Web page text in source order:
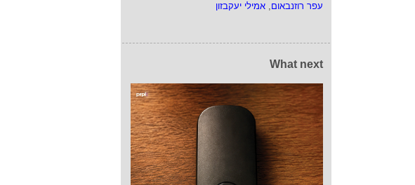
עפר רוזנבאום, אמילי יעקבזון
What next